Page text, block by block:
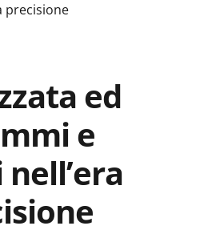
precisione
ed
e